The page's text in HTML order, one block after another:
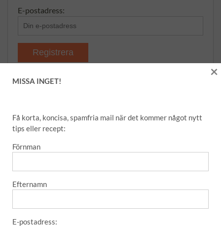
E-postadress:
KATEGORIER
FIKA
GRILL
MISSA INGET!
Få korta, koncisa, spamfria mail när det kommer något nytt
tips eller recept:
Förnman
Efternamn
E-postadress:
×